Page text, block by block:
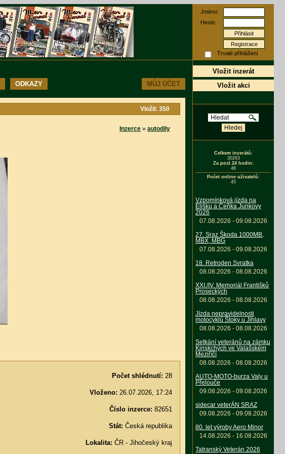
ODKAZY MŮJ ÚČET
Vložil: 350
Inzerce » autodily
Počet shlédnutí: 28
Vloženo: 26.07.2026, 17:24
Číslo inzerce: 82651
Stát: Česká republika
Lokalita: ČR - Jihočeský kraj
Jméno:
Heslo:
Registrace
Trvalé přihlášení
Vložit inzerát
Vložit akci
Celkem inzerátů:
30263
Za posl.24 hodin:
46
Počet online uživatelů:
45
Vzpomínková jízda na
Elišku a Čeňka Junkovy
2026
07.08.2026 - 09.08.2026
27. Sraz Škoda 1000MB,
MBX, MBG
07.08.2026 - 09.08.2026
18. Retroden Svratka
08.08.2026 - 08.08.2026
XXI./IV. Memoriál Františků
Proseckých
08.08.2026 - 08.08.2026
Jízda nepravidelnosti
motocyklů Štoky u Jihlavy
08.08.2026 - 08.08.2026
Setkání veteránů na zámku
Kinskchých ve Valašském
Meziříčí
08.08.2026 - 08.08.2026
AUTO-MOTO-burza Valy u
Přelouče
09.08.2026 - 09.08.2026
sidecar veterÁN SRAZ
09.08.2026 - 09.08.2026
80. let výroby Aero Minor
14.08.2026 - 16.08.2026
Tatranský Veterán 2026